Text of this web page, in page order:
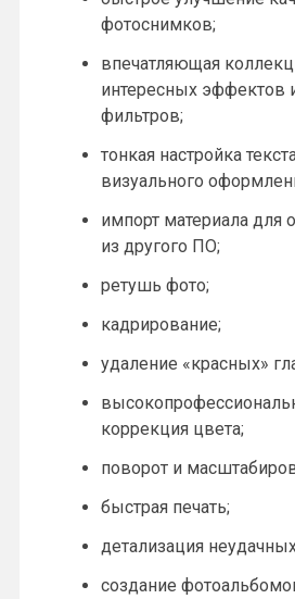
фотоснимков;
впечатляющая
интересных эффектов
фильтров;
тонкая настройка
визуального
импорт материала для
из другого ПО;
ретушь фото;
кадрирование;
удаление «красных»
коррекция цвета;
поворот и
быстрая печать;
детализация
создание